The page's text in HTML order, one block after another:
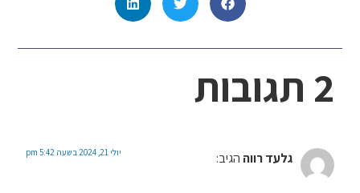
2 תגובות
גלעד רווה הגיב: יולי 21, 2024 בשעה 5:42 pm